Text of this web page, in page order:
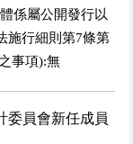
係屬公開發行以
施行細則第7條第
事項):無
委員會新任成員